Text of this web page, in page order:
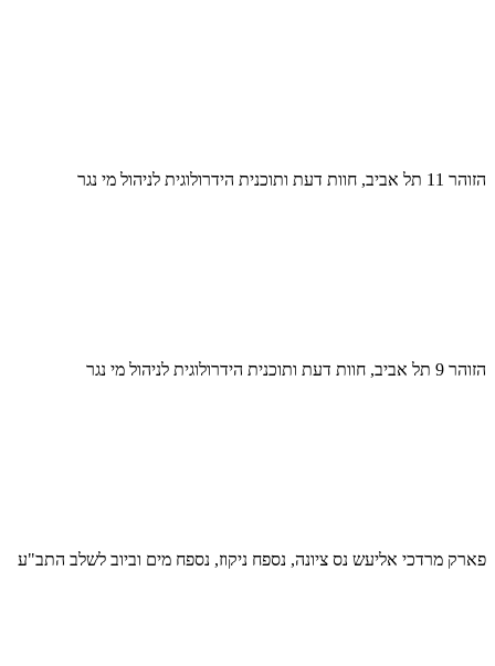
הזוהר 11 תל אביב, חוות דעת ותוכנית הידרולוגית לניהול מי נגר
הזוהר 9 תל אביב, חוות דעת ותוכנית הידרולוגית לניהול מי נגר
פארק מרדכי אליעש נס ציונה, נספח ניקוז, נספח מים וביוב לשלב התב"ע